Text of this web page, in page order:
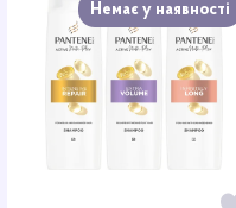
Немає у наявності